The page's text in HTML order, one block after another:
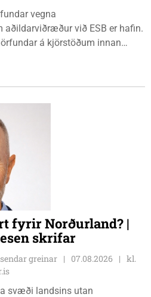
vegna
við ESB er hafin.
á kjörstöðum innan
Suðurgötu 1, Sauðárkróki, virka
5, Hvammstanga, mánudaga -
og föstudaga kl. 10:00 - 12:00.
að Túnbraut 1-3, Skagaströnd,
09:00 - 12:00 og 13:00 - 15:00,
ágúst 2026.
fyrir Norðurland? |
skrifar
greinar 07.08.2026
kl.
svæði landsins utan